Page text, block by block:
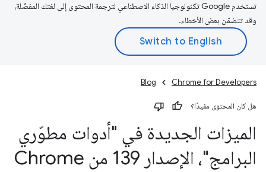
تستخدم Google تكنولوجيا الذكاء الاصطناعي لترجمة المحتوى إلى لغتك المفضّلة،
وقد تتضمّن بعض الأخطاء.
Chrome for Developers
Blog
هل كان المحتوى مفيدًا؟
الميزات الجديدة في "أدوات مطوّري
البرامج"، الإصدار 139 من Chrome